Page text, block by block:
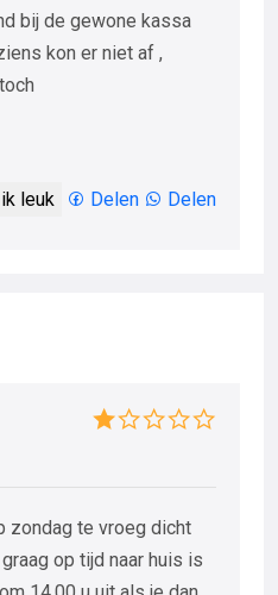
bij de gewone kassa
kon er niet af ,
leuk Delen Delen
zondag te vroeg dicht
op tijd naar huis is